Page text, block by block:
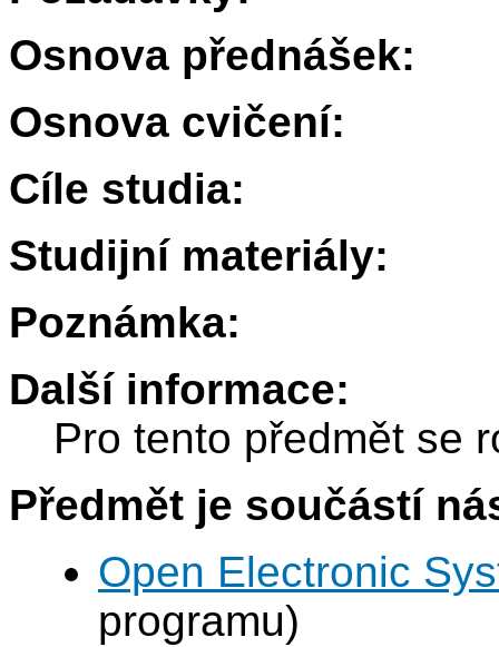
Osnova přednášek:
Osnova cvičení:
Cíle studia:
Studijní materiály:
Poznámka:
Další informace:
Pro tento předmět se
Předmět je součástí
Open Electronic
programu)